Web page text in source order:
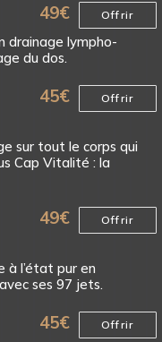
49€ Offrir
drainage lympho-
du dos.
45€ Offrir
sur tout le corps qui
Cap Vitalité : la
49€ Offrir
à l’état pur en
ses 97 jets.
45€ Offrir